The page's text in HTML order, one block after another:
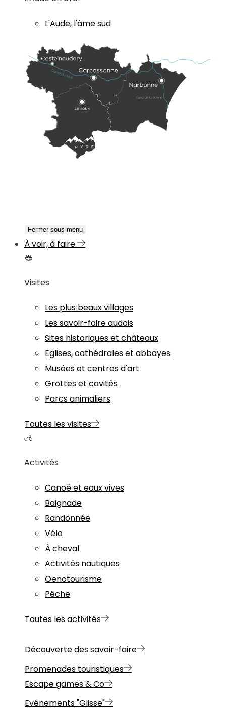
L'Aude, l'âme sud
Fermer sous-menu
À voir, à faire
Visites
Les plus beaux villages
Les savoir-faire audois
Sites historiques et châteaux
Eglises, cathédrales et abbayes
Musées et centres d'art
Grottes et cavités
Parcs animaliers
Toutes les visites
Activités
Canoë et eaux vives
Baignade
Randonnée
Vélo
À cheval
Activités nautiques
Oenotourisme
Pêche
Toutes les activités
Découverte des savoir-faire
Promenades touristiques
Escape games & Co
Evénements "Glisse"